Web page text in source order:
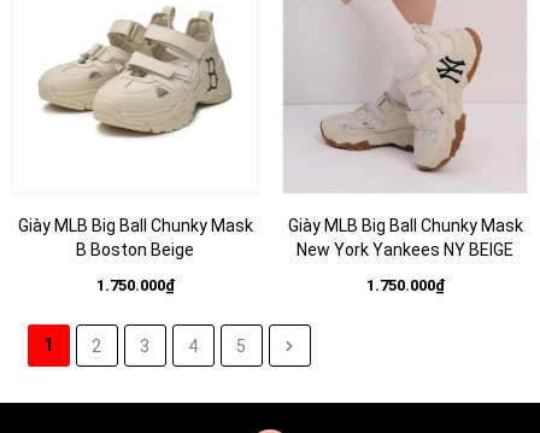
Giày MLB Big Ball Chunky Mask
B Boston Beige
1.750.000₫
Giày MLB Big Ball Chunky Mask
New York Yankees NY BEIGE
1.750.000₫
1 2 3 4 5